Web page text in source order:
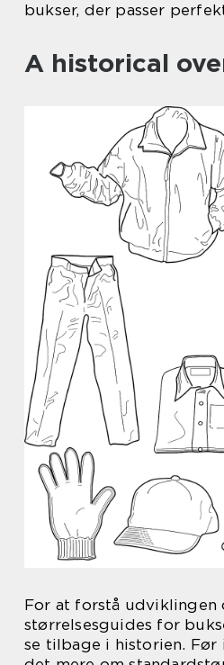
bukser, der passer
A historical
For at forstå udviklingen
størrelsesguides for
se tilbage i historien. Før